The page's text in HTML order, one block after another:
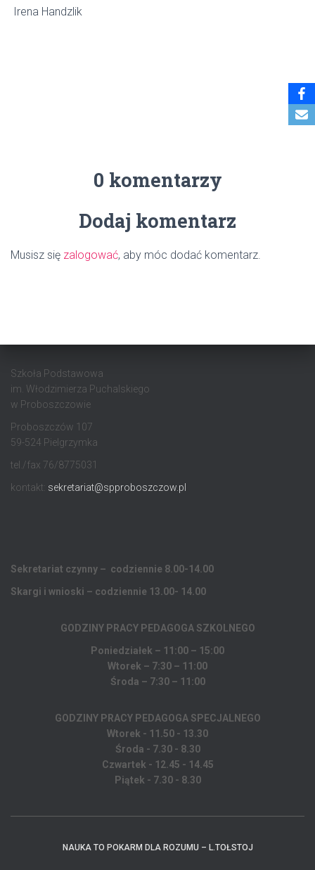
Irena Handzlik
0 komentarzy
Dodaj komentarz
Musisz się zalogować, aby móc dodać komentarz.
Szkoła Podstawowa
im. Włodzimierza Puchalskiego
w Proboszczowie
Proboszczów 107
59-524 Pielgrzymka
tel./fax 76/8775031
kontakt: sekretariat@spproboszczow.pl
Sekretariat czynny – codziennie 8.00-14.00
Skargi i wnioski – codziennie 13.00- 14.00
GODZINY PRACY PEDAGOGA SZKOLNEGO
Poniedziałek – 11:00 – 15:00
Wtorek – 7:30 – 11:00
Środa – 7:30 – 11:00
GODZINY PRACY PEDAGOGA SPECJALNEGO
Wtorek - 11.50 - 13.30
Środa - 7.30 - 8.30
Czwartek - 12.45 - 14.45
Piątek - 7.30 - 8.30
NAUKA TO POKARM DLA ROZUMU – L.TOŁSTOJ